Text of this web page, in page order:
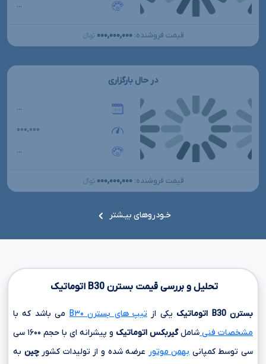
...
قیمت فروشنده: ۰۰۰,۰۰۰,۰۰۰ تومانءءء
در حال بارگزاری
...
۰۰۰,۰۰۰
...
قیمت فروشنده: ۰۰۰,۰۰۰,۰۰۰ تومانءءء
خـودروهای بیـشتر
تحلیل و بررسی قیمت بسترن B30 اتوماتیک
بسترنB30 اتوماتیک یکی از تیپ های بسترن B۳۰
می باشد که با
مشخصات فنی شاملگیربکس اتوماتیک و پیشرانه ای با حجم
۱۶۰۰ سی
سیتوسط کمپانی بهمن موتور عرضه شده و از تولیدات کشورچین به